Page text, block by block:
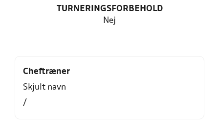
TURNERINGSFORBEHOLD
Nej
Cheftræner
Skjult navn
/